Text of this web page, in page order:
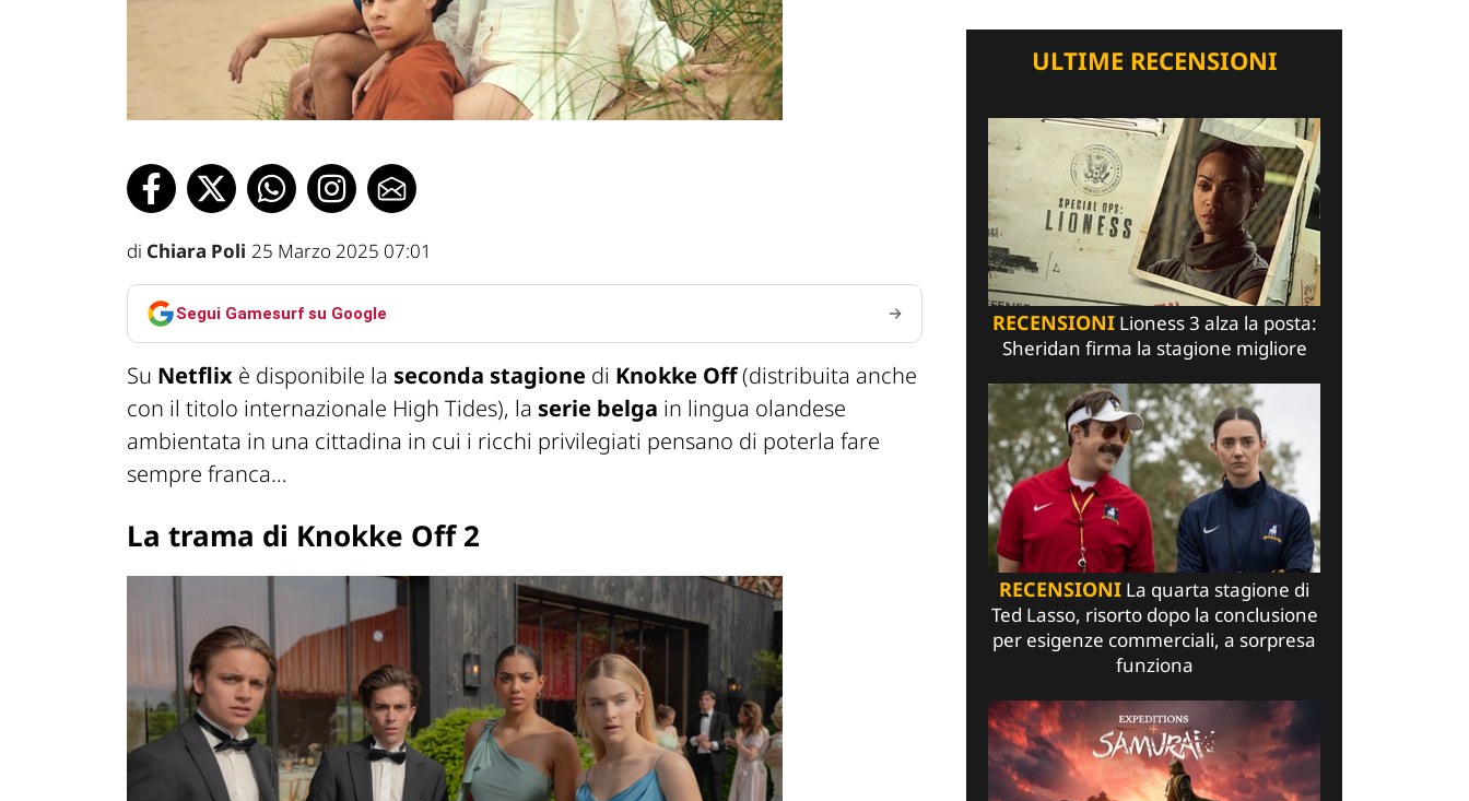
di Chiara Poli 25 Marzo 2025 07:01
Segui Gamesurf su Google
Su Netflix è disponibile la seconda stagione di Knokke Off(distribuita anche
con il titolo internazionale High Tides), la serie belga in lingua olandese
ambientata in una cittadina in cui i ricchi privilegiati pensano di poterla fare
sempre franca…
La trama di Knokke Off 2
ULTIME RECENSIONI
RECENSIONILioness 3 alza la posta:
Sheridan firma la stagione migliore
RECENSIONI La quarta stagione di
Ted Lasso, risorto dopo la conclusione
per esigenze commerciali, a sorpresa
funziona